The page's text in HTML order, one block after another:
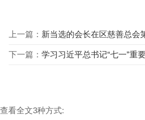
上一篇： 新当选的会长在区慈善总会第五
下一篇： 学习习近平总书记“七一”重要
查看全文3种方式: